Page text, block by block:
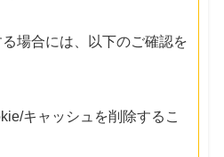
場合には、以下のご確認を
キャッシュを削除するこ